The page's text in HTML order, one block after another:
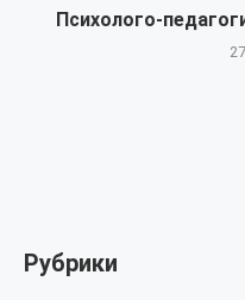
Психолого-
Рубрики